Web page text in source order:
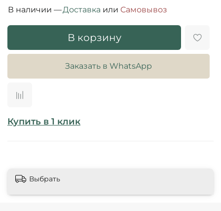
В корзину
Заказать в WhatsApp
Купить в 1 клик
В наличии —Доставка или Cамовывоз
Выбрать